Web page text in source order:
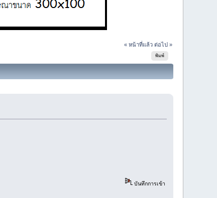
« หน้าที่แล้ว ต่อไป »
พิมพ์
บันทึกการเข้า